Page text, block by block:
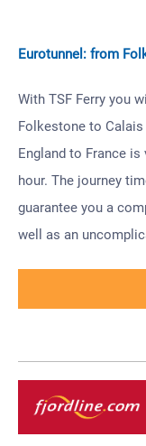
Eurotunnel: from
With TSF Ferry you
Folkestone to
England to France is
hour. The journey
guarantee you a
well as an